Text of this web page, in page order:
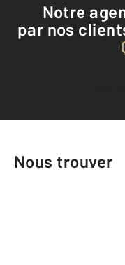
Notre
par nos
Nous trouver